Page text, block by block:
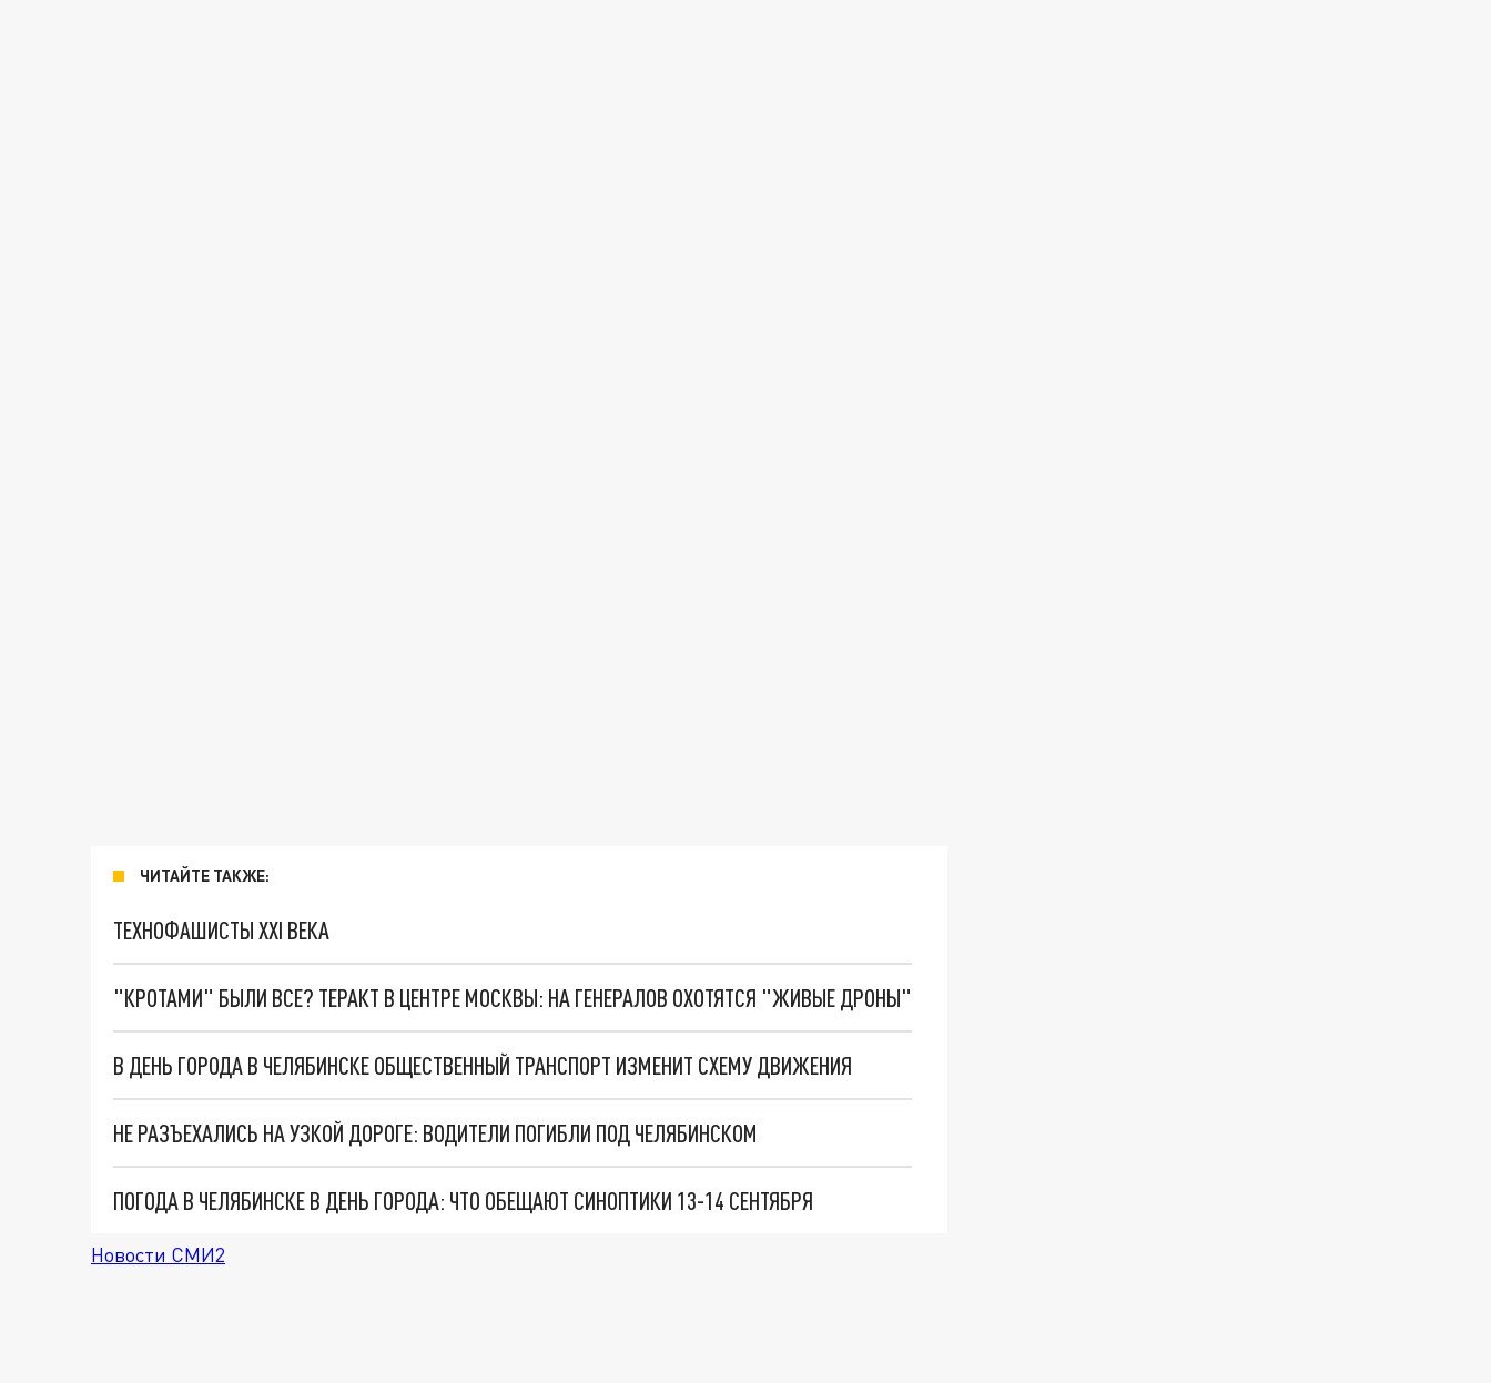
ЧИТАЙТЕ ТАКЖЕ:
ТЕХНОФАШИСТЫ XXI ВЕКА
"КРОТАМИ" БЫЛИ ВСЕ? ТЕРАКТ В ЦЕНТРЕ МОСКВЫ: НА ГЕНЕРАЛОВ ОХОТЯТСЯ "ЖИВЫЕ ДРОНЫ"
В ДЕНЬ ГОРОДА В ЧЕЛЯБИНСКЕ ОБЩЕСТВЕННЫЙ ТРАНСПОРТ ИЗМЕНИТ СХЕМУ ДВИЖЕНИЯ
НЕ РАЗЪЕХАЛИСЬ НА УЗКОЙ ДОРОГЕ: ВОДИТЕЛИ ПОГИБЛИ ПОД ЧЕЛЯБИНСКОМ
ПОГОДА В ЧЕЛЯБИНСКЕ В ДЕНЬ ГОРОДА: ЧТО ОБЕЩАЮТ СИНОПТИКИ 13-14 СЕНТЯБРЯ
Новости СМИ2